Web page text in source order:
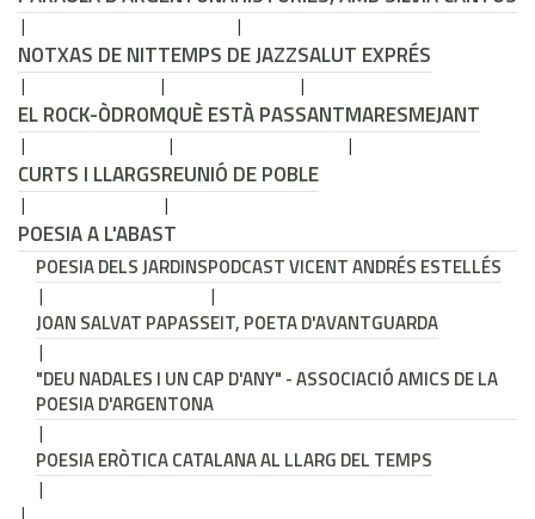
NOTXAS DE NITTEMPS DE JAZZSALUT EXPRÉS
EL ROCK-ÒDROMQUÈ ESTÀ PASSANTMARESMEJANT
CURTS I LLARGSREUNIÓ DE POBLE
POESIA A L'ABAST
POESIA DELS JARDINSPODCAST VICENT ANDRÉS ESTELLÉS
JOAN SALVAT PAPASSEIT, POETA D'AVANTGUARDA
"DEU NADALES I UN CAP D'ANY" - ASSOCIACIÓ AMICS DE LA
POESIA D'ARGENTONA
POESIA ERÒTICA CATALANA AL LLARG DEL TEMPS